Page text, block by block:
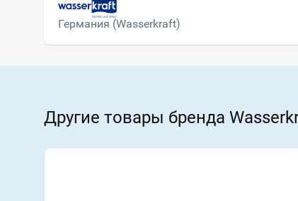
Германия (Wasserkraft)
Другие товары бренда